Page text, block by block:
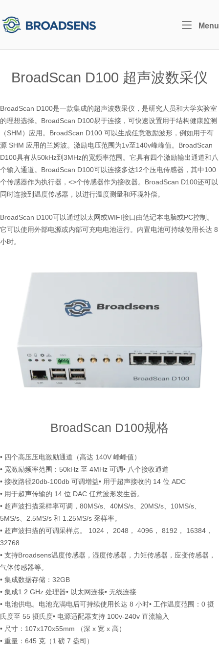
content
Home
Menu
BroadScan D100 超声波数采仪
BroadScan D100是一款集成的超声波数采仪，是研究人员和大学实验室
的理想选择。BroadScan D100易于连接，可快速设置用于结构健康监测
（SHM）应用。BroadScan D100 可以生成任意激励波形，例如用于有
源 SHM 应用的兰姆波。激励电压范围为1v至140v峰峰值。BroadScan
D100具有从50kHz到3MHz的宽频率范围。它具有四个激励输出通道和八
个输入通道。BroadScan D100可以连接多达12个压电传感器，其中100
个传感器作为执行器，<>个传感器作为接收器。BroadScan D100还可以
同时连接到温度传感器，以进行温度测量和环境补偿。
BroadScan D100可以通过以太网或WIFI接口由笔记本电脑或PC控制。
它可以使用外部电源或内部可充电电池运行。内置电池可持续使用长达 8
小时。
BroadScan D100规格
• 四个高压压电激励通道（高达 140V 峰峰值）
• 宽激励频率范围：50kHz 至 4MHz 可调• 八个接收通道
• 接收路径20db-100db 可调增益• 用于超声接收的 14 位 ADC
• 用于超声传输的 14 位 DAC 任意波形发生器。
• 超声波扫描采样率可调，80MS/s、40MS/s、20MS/s、10MS/s、
5MS/s、2.5MS/s 和 1.25MS/s 采样率。
• 超声波扫描的可调采样点。 1024， 2048， 4096， 8192， 16384，
32768
• 支持Broadsens温度传感器，湿度传感器，力矩传感器，应变传感器，
气体传感器等。
• 集成数据存储：32GB
• 集成1.2 GHz 处理器• 以太网连接• 无线连接
• 电池供电。电池充满电后可持续使用长达 8 小时• 工作温度范围：0 摄
氏度至 55 摄氏度• 电源适配器支持 100v-240v 直流输入
• 尺寸：107x170x55mm （深 x 宽 x 高）
• 重量：645 克（1 磅 7 盎司）